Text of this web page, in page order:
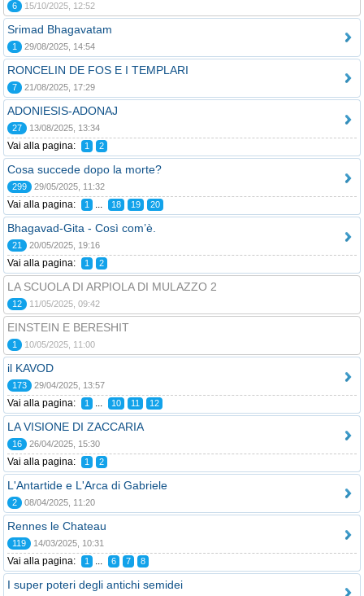
6 15/10/2025, 12:52
Srimad Bhagavatam
1 29/08/2025, 14:54
RONCELIN DE FOS E I TEMPLARI
7 21/08/2025, 17:29
ADONIESIS-ADONAJ
27 13/08/2025, 13:34
Vai alla pagina: 1 2
Cosa succede dopo la morte?
299 29/05/2025, 11:32
Vai alla pagina: 1 ... 18 19 20
Bhagavad-Gita - Così com’è.
21 20/05/2025, 19:16
Vai alla pagina: 1 2
LA SCUOLA DI ARPIOLA DI MULAZZO 2
12 11/05/2025, 09:42
EINSTEIN E BERESHIT
1 10/05/2025, 11:00
il KAVOD
173 29/04/2025, 13:57
Vai alla pagina: 1 ... 10 11 12
LA VISIONE DI ZACCARIA
16 26/04/2025, 15:30
Vai alla pagina: 1 2
L'Antartide e L'Arca di Gabriele
2 08/04/2025, 11:20
Rennes le Chateau
119 14/03/2025, 10:31
Vai alla pagina: 1 ... 6 7 8
I super poteri degli antichi semidei